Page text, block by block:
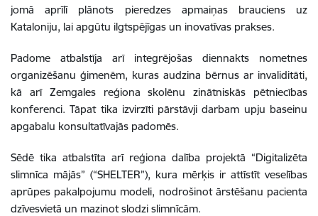
jomā aprīlī plānots pieredzes apmaiņas brauciens uz
Kataloniju, lai apgūtu ilgtspējīgas un inovatīvas prakses.
Padome atbalstīja arī integrējošas diennakts nometnes
organizēšanu ģimenēm, kuras audzina bērnus ar invaliditāti,
kā arī Zemgales reģiona skolēnu zinātniskās pētniecības
konferenci. Tāpat tika izvirzīti pārstāvji darbam upju baseinu
apgabalu konsultatīvajās padomēs.
Sēdē tika atbalstīta arī reģiona dalība projektā “Digitalizēta
slimnīca mājās” (“SHELTER”), kura mērķis ir attīstīt veselības
aprūpes pakalpojumu modeli, nodrošinot ārstēšanu pacienta
dzīvesvietā un mazinot slodzi slimnīcām.